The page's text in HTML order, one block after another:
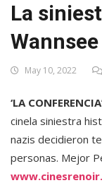
La
Wannsee
May 10, 2022
‘LA
cinela siniestra
nazis decidieron
personas. Mejor